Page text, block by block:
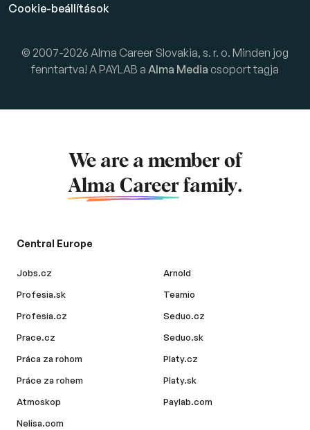
Cookie-beállítások
© 2007-2026 Alma Career Slovakia, s. r. o. Minden jog
fenntartva! A PAYLAB a Alma Media csoport tagja
We are a member of
Alma Career family.
Central Europe
Jobs.cz
Profesia.sk
Profesia.cz
Prace.cz
Práca za rohom
Práce za rohem
Atmoskop
Nelisa.com
Arnold
Teamio
Seduo.cz
Seduo.sk
Platy.cz
Platy.sk
Paylab.com